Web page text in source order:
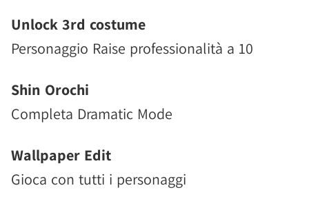
Unlock 3rd costume
Personaggio Raise professionalità a 10
Shin Orochi
Completa Dramatic Mode
Wallpaper Edit
Gioca con tutti i personaggi